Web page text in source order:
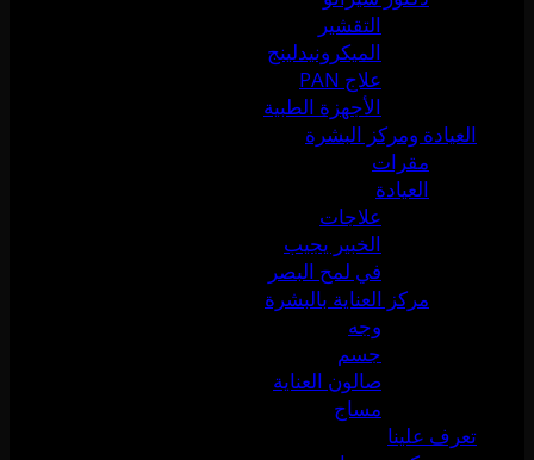
التقشير
الميكرونيدلينج
علاج PAN
الأجهزة الطبية
العيادة ومركز البشرة
مقرات
العيادة
علاجات
الخبير يجيب
في لمح البصر
مركز العناية بالبشرة
وجه
جسم
صالون العناية
مساج
تعرف علينا